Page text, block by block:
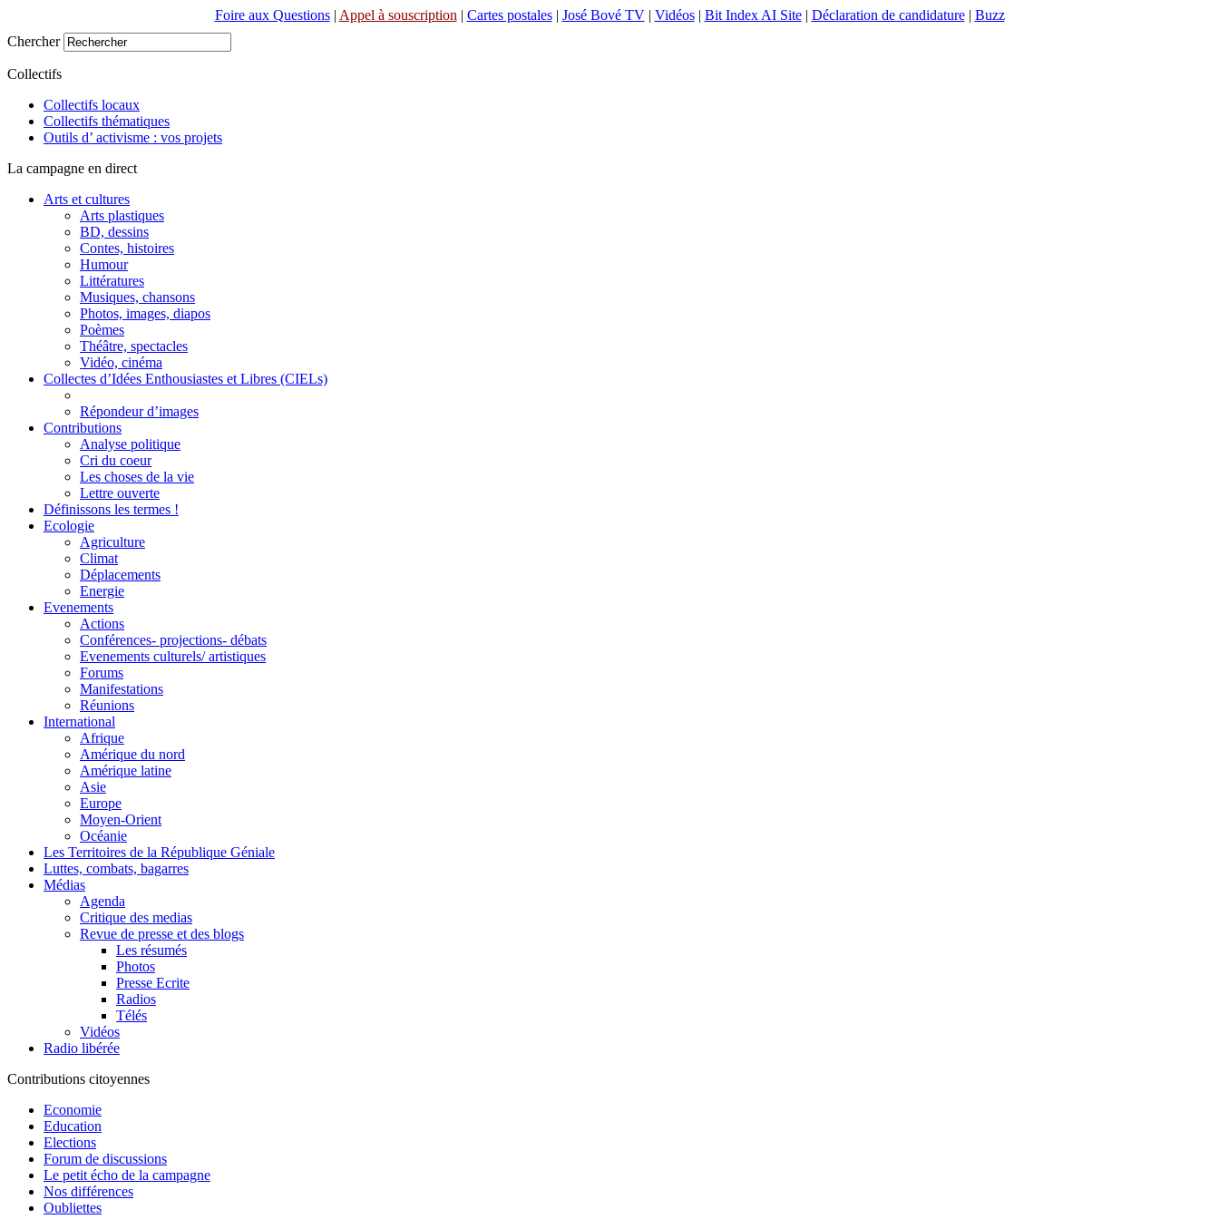
Foire aux Questions| Appel à souscription | Cartes postales| José Bové TV| Vidéos| Bit Index AI Site| Déclaration de candidature| Buzz
Chercher
Collectifs
Collectifs locaux
Collectifs thématiques
Outils d’ activisme : vos projets
La campagne en direct
Arts et cultures
Arts plastiques
BD, dessins
Contes, histoires
Humour
Littératures
Musiques, chansons
Photos, images, diapos
Poèmes
Théâtre, spectacles
Vidéo, cinéma
Collectes d’Idées Enthousiastes et Libres (CIELs)
Répondeur d’images
Contributions
Analyse politique
Cri du coeur
Les choses de la vie
Lettre ouverte
Définissons les termes !
Ecologie
Agriculture
Climat
Déplacements
Energie
Evenements
Actions
Conférences- projections- débats
Evenements culturels/ artistiques
Forums
Manifestations
Réunions
International
Afrique
Amérique du nord
Amérique latine
Asie
Europe
Moyen-Orient
Océanie
Les Territoires de la République Géniale
Luttes, combats, bagarres
Médias
Agenda
Critique des medias
Revue de presse et des blogs
Les résumés
Photos
Presse Ecrite
Radios
Télés
Vidéos
Radio libérée
Contributions citoyennes
Economie
Education
Elections
Forum de discussions
Le petit écho de la campagne
Nos différences
Oubliettes